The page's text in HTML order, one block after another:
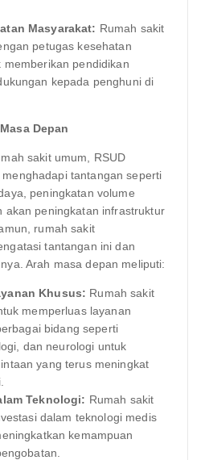
Masyarakat: Rumah sakit
petugas kesehatan
memberikan pendidikan
kepada penghuni di
Depan
sakit umum, RSUD
tantangan seperti
peningkatan volume
akan peningkatan infrastruktur
rumah sakit
tantangan ini dan
Arah masa depan meliputi:
Khusus: Rumah sakit
memperluas layanan
bidang seperti
dan neurologi untuk
yang terus meningkat
Teknologi: Rumah sakit
dalam teknologi medis
kemampuan